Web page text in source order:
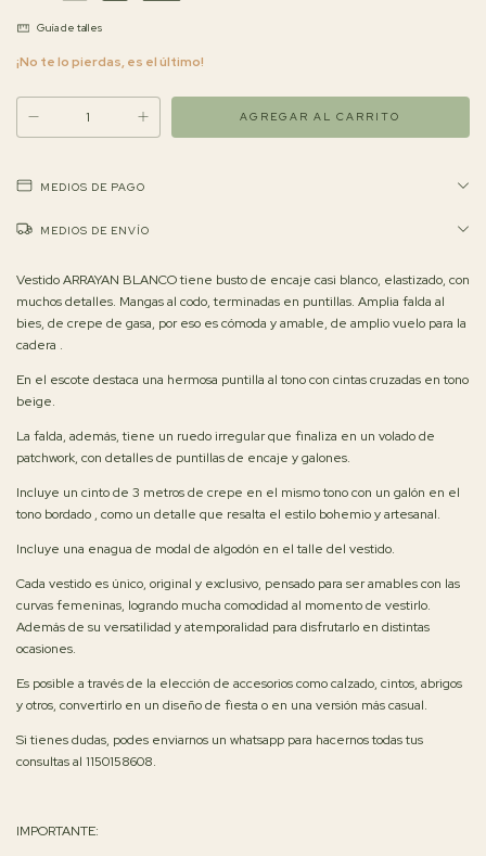
Guía de talles
¡No te lo pierdas, es el último!
MEDIOS DE PAGO
MEDIOS DE ENVÍO
Vestido ARRAYAN BLANCO tiene busto de encaje casi blanco, elastizado, con
muchos detalles. Mangas al codo, terminadas en puntillas. Amplia falda al
bies, de crepe de gasa, por eso es cómoda y amable, de amplio vuelo para la
cadera .
En el escote destaca una hermosa puntilla al tono con cintas cruzadas en tono
beige.
La falda, además, tiene un ruedo irregular que finaliza en un volado de
patchwork, con detalles de puntillas de encaje y galones.
Incluye un cinto de 3 metros de crepe en el mismo tono con un galón en el
tono bordado , como un detalle que resalta el estilo bohemio y artesanal.
Incluye una enagua de modal de algodón en el talle del vestido.
Cada vestido es único, original y exclusivo, pensado para ser amables con las
curvas femeninas, logrando mucha comodidad al momento de vestirlo.
Además de su versatilidad y atemporalidad para disfrutarlo en distintas
ocasiones.
Es posible a través de la elección de accesorios como calzado, cintos, abrigos
y otros, convertirlo en un diseño de fiesta o en una versión más casual.
Si tienes dudas, podes enviarnos un whatsapp para hacernos todas tus
consultas al 1150158608.
IMPORTANTE: